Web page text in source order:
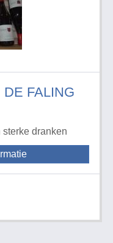
FALING
dranken